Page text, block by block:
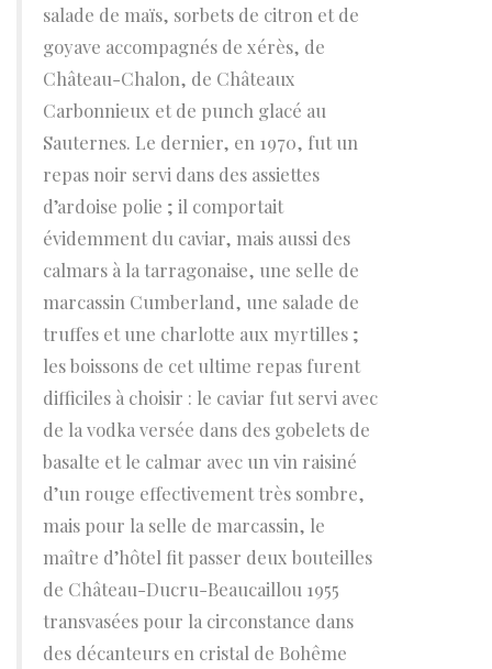
salade de maïs, sorbets de citron et de
goyave accompagnés de xérès, de
Château-Chalon, de Châteaux
Carbonnieux et de punch glacé au
Sauternes. Le dernier, en 1970, fut un
repas noir servi dans des assiettes
d’ardoise polie ; il comportait
évidemment du caviar, mais aussi des
calmars à la tarragonaise, une selle de
marcassin Cumberland, une salade de
truffes et une charlotte aux myrtilles ;
les boissons de cet ultime repas furent
difficiles à choisir : le caviar fut servi avec
de la vodka versée dans des gobelets de
basalte et le calmar avec un vin raisiné
d’un rouge effectivement très sombre,
mais pour la selle de marcassin, le
maître d’hôtel fit passer deux bouteilles
de Château-Ducru-Beaucaillou 1955
transvasées pour la circonstance dans
des décanteurs en cristal de Bohême